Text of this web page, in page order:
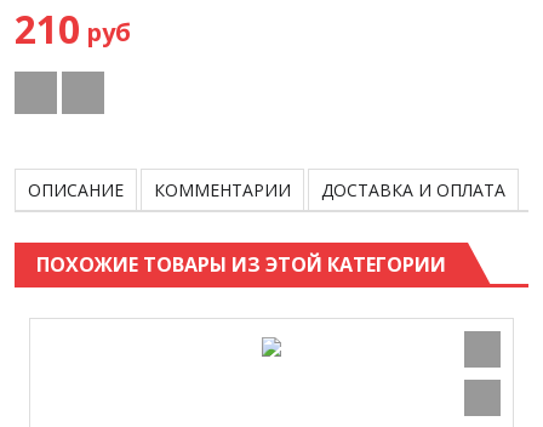
210 руб
ОПИСАНИЕ КОММЕНТАРИИ ДОСТАВКА И ОПЛАТА
ПОХОЖИЕ ТОВАРЫ ИЗ ЭТОЙ КАТЕГОРИИ